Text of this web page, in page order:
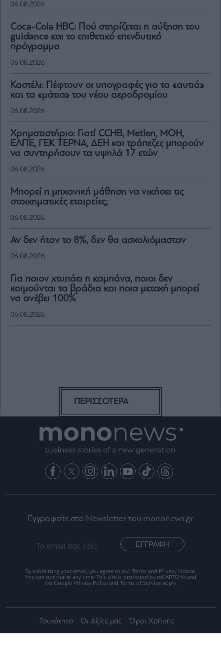
06.08.2026
Coca-Cola HBC: Πού στηρίζεται η αύξηση του
guidance και το επιθετικό επενδυτικό
πρόγραμμα
06.08.2026
Καστέλι: Πέφτουν οι υπογραφές για τα «αυτιά»
και τα «μάτια» του νέου αεροδρομίου
06.08.2026
Χρηματιστήριο: Γιατί CCHB, Metlen, MOH,
ΕΛΠΕ, ΓΕΚ ΤΕΡΝΑ, ΔΕΗ και τράπεζες μπορούν
να συντηρήσουν τα υψηλά 17 ετών
06.08.2026
Μπορεί η μηχανική μάθηση να νικήσει τις
στοιχηματικές εταιρείες;
06.08.2026
Αν δεν ήταν το 8%, δεν θα ασχολιόμασταν
06.08.2026
Για ποιον χτυπάει η καμπάνα, ποιοι δεν
κοιμούνται τα βράδια και ποια μετοχή μπορεί
να ανέβει 100%
06.08.2026
ΠΕΡΙΣΣΟΤΕΡΑ
Εγγραφείτε στο Newsletter του mononews.gr
ΕΓΓΡΑΦΗ
By submitting your email, you agree to our Terms and Privacy Notice.
You can opt out at any time. This site is protected by reCAPTCHA and
the Google Privacy Policy and Terms of Service apply.
Ταυτότητα Οι Αξίες μας Όροι Χρήσης